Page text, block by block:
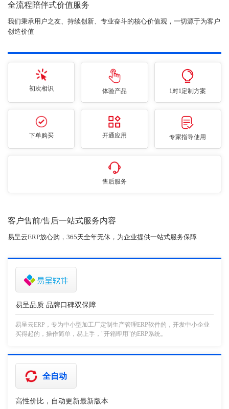
全流程陪伴式价值服务
我们秉承用户之友、持续创新、专业奋斗的核心价值观，一切源于为客户
创造价值
初次相识 体验产品 1对1定制方案
下单购买 开通应用 专家指导使用
售后服务
客户售前/售后一站式服务内容
易呈云ERP放心购，365天全年无休，为企业提供一站式服务保障
易呈品质 品牌口碑双保障
易呈云ERP，专为中小型加工厂定制生产管理ERP软件的，开发中小企业
买得起的，操作简单，易上手，"开箱即用"的ERP系统。
全自动
高性价比，自动更新最新版本